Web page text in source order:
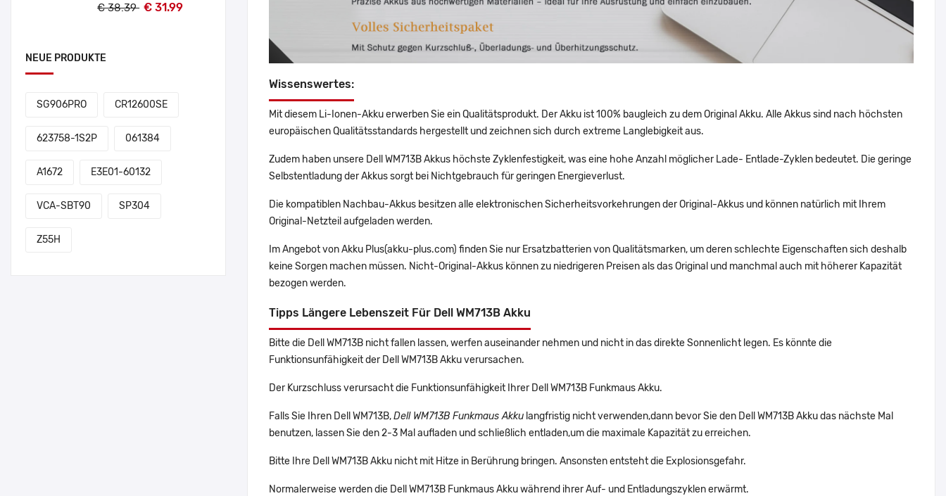
€ 38.39 € 31.99
NEUE PRODUKTE
SG906PRO CR12600SE
623758-1S2P 061384
A1672 E3E01-60132
VCA-SBT90 SP304
Z55H
Wissenswertes:
Mit diesem Li-Ionen-Akku erwerben Sie ein Qualitätsprodukt. Der Akku ist 100% baugleich zu dem Original Akku. Alle Akkus sind nach höchsten
europäischen Qualitätsstandards hergestellt und zeichnen sich durch extreme Langlebigkeit aus.
Zudem haben unsere Dell WM713B Akkus höchste Zyklenfestigkeit, was eine hohe Anzahl möglicher Lade- Entlade-Zyklen bedeutet. Die geringe
Selbstentladung der Akkus sorgt bei Nichtgebrauch für geringen Energieverlust.
Die kompatiblen Nachbau-Akkus besitzen alle elektronischen Sicherheitsvorkehrungen der Original-Akkus und können natürlich mit Ihrem
Original-Netzteil aufgeladen werden.
Im Angebot von Akku Plus(akku-plus.com) finden Sie nur Ersatzbatterien von Qualitätsmarken, um deren schlechte Eigenschaften sich deshalb
keine Sorgen machen müssen. Nicht-Original-Akkus können zu niedrigeren Preisen als das Original und manchmal auch mit höherer Kapazität
bezogen werden.
Tipps Längere Lebenszeit Für Dell WM713B Akku
Bitte die Dell WM713B nicht fallen lassen, werfen auseinander nehmen und nicht in das direkte Sonnenlicht legen. Es könnte die
Funktionsunfähigkeit der Dell WM713B Akku verursachen.
Der Kurzschluss verursacht die Funktionsunfähigkeit Ihrer Dell WM713B Funkmaus Akku.
Falls Sie Ihren Dell WM713B,Dell WM713B Funkmaus Akku langfristig nicht verwenden,dann bevor Sie den Dell WM713B Akku das nächste Mal
benutzen, lassen Sie den 2-3 Mal aufladen und schließlich entladen,um die maximale Kapazität zu erreichen.
Bitte Ihre Dell WM713B Akku nicht mit Hitze in Berührung bringen. Ansonsten entsteht die Explosionsgefahr.
Normalerweise werden die Dell WM713B Funkmaus Akku während ihrer Auf- und Entladungszyklen erwärmt.